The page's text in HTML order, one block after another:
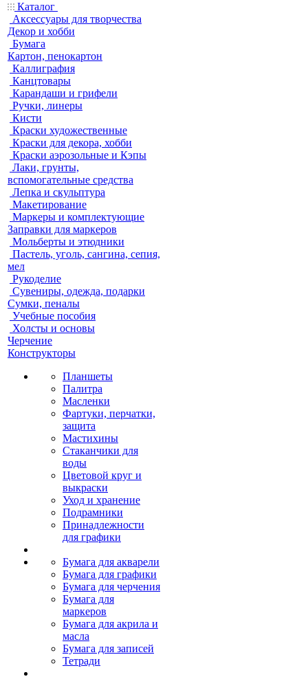
Каталог
Аксессуары для творчества
Декор и хобби
Бумага
Картон, пенокартон
Каллиграфия
Канцтовары
Карандаши и грифели
Ручки, линеры
Кисти
Краски художественные
Краски для декора, хобби
Краски аэрозольные и Кэпы
Лаки, грунты,
вспомогательные средства
Лепка и скульптура
Макетирование
Маркеры и комплектующие
Заправки для маркеров
Мольберты и этюдники
Пастель, уголь, сангина, сепия,
мел
Рукоделие
Сувениры, одежда, подарки
Сумки, пеналы
Учебные пособия
Холсты и основы
Черчение
Конструкторы
Планшеты
Палитра
Масленки
Фартуки, перчатки,
защита
Мастихины
Стаканчики для
воды
Цветовой круг и
выкраски
Уход и хранение
Подрамники
Принадлежности
для графики
Бумага для акварели
Бумага для графики
Бумага для черчения
Бумага для
маркеров
Бумага для акрила и
масла
Бумага для записей
Тетради